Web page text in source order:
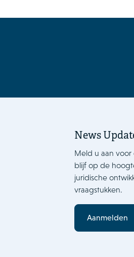
News
Meld u aan voor
blijf op de
juridische
vraagstukken.
Aanmelden